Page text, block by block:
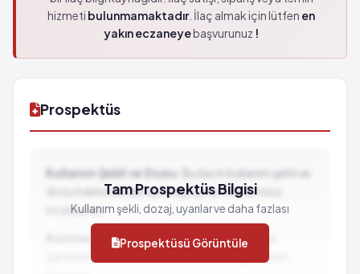
hizmeti bulunmamaktadır. İlaç almak için lütfen en
yakın eczaneyebaşvurunuz !
Prospektüs
Kullanım Şekli ve Dozu:
Bu ilacın kullanım şekli ve
dozu hakkında detaylı bilgi için prospektüsü
inceleyiniz.
Kontrendikasyonlar:İlacın kullanılmaması
gereken durumlar ve dikkat edilmesi gereken
Tam Prospektüs Bilgisi
Kullanım şekli, dozaj, uyarılar ve daha fazlası
Prospektüsü Görüntüle